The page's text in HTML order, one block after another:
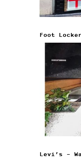
Foot
Levi’s –